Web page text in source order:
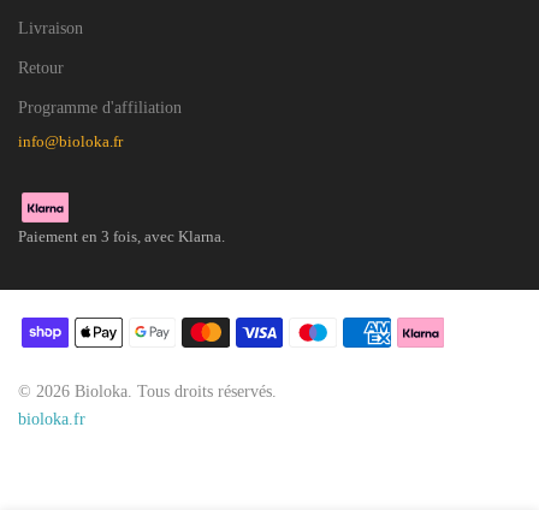
Livraison
Retour
Programme d'affiliation
info@bioloka.fr
Paiement en 3 fois, avec Klarna.
© 2026 Bioloka. Tous droits réservés.
bioloka.fr